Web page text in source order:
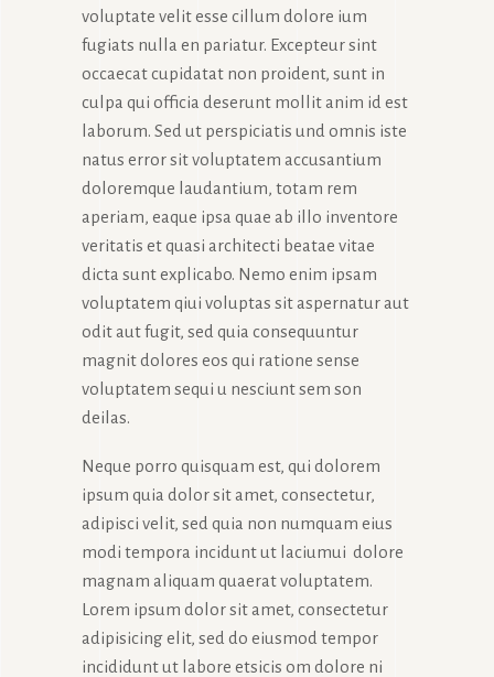
voluptate velit esse cillum dolore ium
fugiats nulla en pariatur. Excepteur sint
occaecat cupidatat non proident, sunt in
culpa qui officia deserunt mollit anim id est
laborum. Sed ut perspiciatis und omnis iste
natus error sit voluptatem accusantium
doloremque laudantium, totam rem
aperiam, eaque ipsa quae ab illo inventore
veritatis et quasi architecti beatae vitae
dicta sunt explicabo. Nemo enim ipsam
voluptatem qiui voluptas sit aspernatur aut
odit aut fugit, sed quia consequuntur
magnit dolores eos qui ratione sense
voluptatem sequi u nesciunt sem son
deilas.
Neque porro quisquam est, qui dolorem
ipsum quia dolor sit amet, consectetur,
adipisci velit, sed quia non numquam eius
modi tempora incidunt ut laciumui dolore
magnam aliquam quaerat voluptatem.
Lorem ipsum dolor sit amet, consectetur
adipisicing elit, sed do eiusmod tempor
incididunt ut labore etsicis om dolore ni